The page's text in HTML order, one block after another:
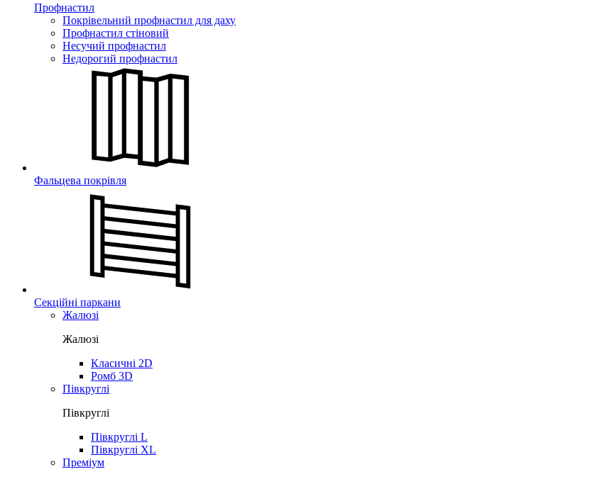
Профнастил
Покрівельний профнастил для даху
Профнастил стіновий
Несучий профнастил
Недорогий профнастил
Фальцева покрівля
Секційні паркани
Жалюзі
Жалюзі
Класичні 2D
Ромб 3D
Півкруглі
Півкруглі
Півкруглі L
Півкруглі XL
Преміум